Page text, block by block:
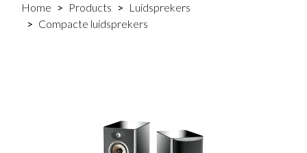
Home Products
Luidsprekers
Compacte luidsprekers